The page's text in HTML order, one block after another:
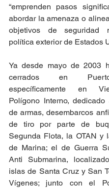
“emprenden pasos
abordar la amenaza o
objetivos de seguridad
política exterior de Estados
Ya desde mayo de 2003
cerrados en
específicamente en
Polígono Interno, dedicado
de armas, desembarcos
de tiro por parte de
Segunda Flota, la OTAN y
de Marina; el de Guerra
Anti Submarina,
islas de Santa Cruz y San
Vígenes; junto con el